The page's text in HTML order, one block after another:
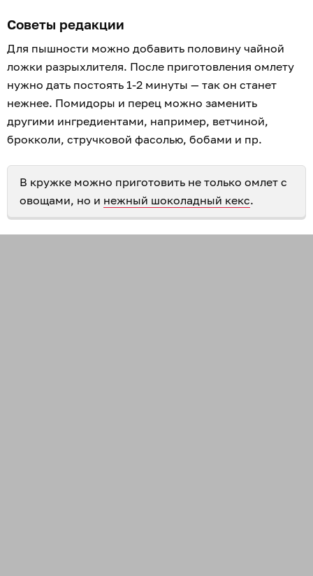
Советы редакции
Для пышности можно добавить половину чайной
ложки разрыхлителя. После приготовления омлету
нужно дать постоять 1-2 минуты — так он станет
нежнее. Помидоры и перец можно заменить
другими ингредиентами, например, ветчиной,
брокколи, стручковой фасолью, бобами и пр.
В кружке можно приготовить не только омлет с
овощами, но и нежный шоколадный кекс.